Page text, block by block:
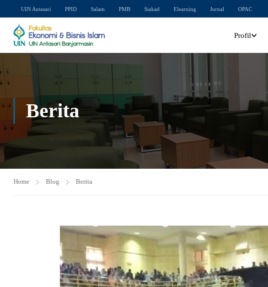
UIN Antasari PPID Salam PMB Siakad Elearning Jurnal OPAC
Profil
Berita
Home Blog Berita